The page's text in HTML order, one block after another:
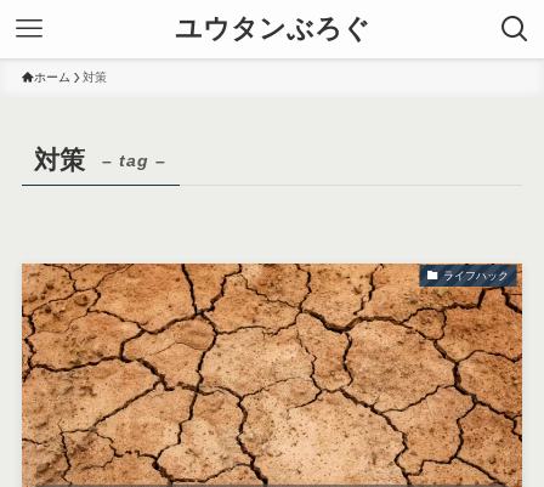
ユウタンぶろぐ
ホーム 対策
対策 – tag –
ライフハック